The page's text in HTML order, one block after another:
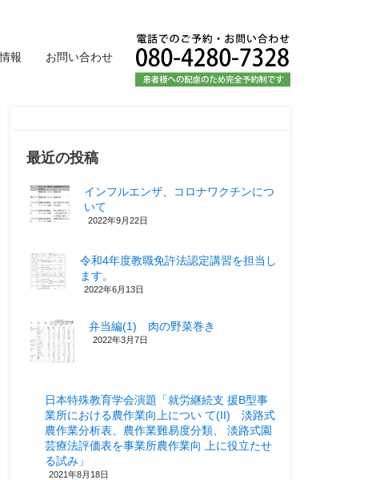
報 お問い合わせ
最近の投稿
インフルエンザ、コロナワクチンにつ
いて
2022年9月22日
令和4年度教職免許法認定講習を担当し
ます。
2022年6月13日
弁当編(1) 肉の野菜巻き
2022年3月7日
日本特殊教育学会演題「就労継続支 援B型事
業所における農作業向上につい て(II) 淡路式
農作業分析表、農作業難易度分類、 淡路式園
芸療法評価表を事業所農作業向 上に役立たせ
る試み」
2021年8月18日